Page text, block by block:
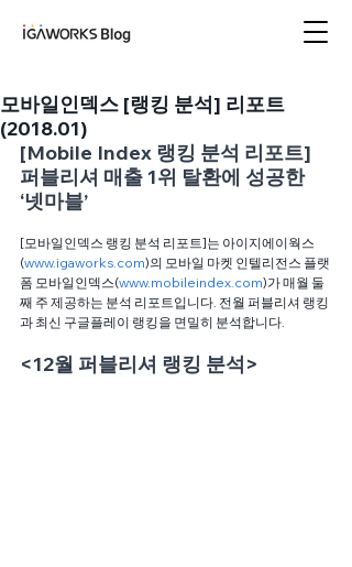
모바일인덱스 [랭킹 분석] 리포트
(2018.01)
[Mobile Index 랭킹 분석 리포트]
퍼블리셔 매출 1위 탈환에 성공한
‘넷마블’
[모바일인덱스 랭킹 분석 리포트]는 아이지에이웍스
(www.igaworks.com)의 모바일 마켓 인텔리전스 플랫
폼 모바일인덱스(www.mobileindex.com)가 매월 둘
째 주 제공하는 분석 리포트입니다. 전월 퍼블리셔 랭킹
과 최신 구글플레이 랭킹을 면밀히 분석합니다.
<12월 퍼블리셔 랭킹 분석>